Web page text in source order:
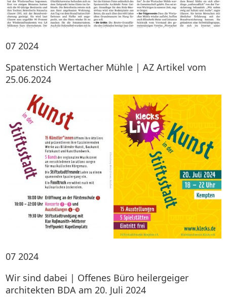
07 2024
Spatenstich Wertacher Mühle | AZ Artikel vom
25.06.2024
07 2024
Wir sind dabei | Offenes Büro heilergeiger
architekten BDA am 20. Juli 2024